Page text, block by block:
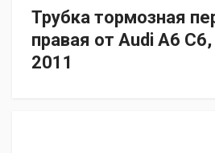
Трубка тормозная
правая от Audi A6
2011